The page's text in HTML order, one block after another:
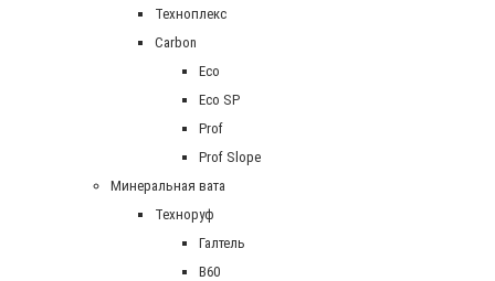
Техноплекс
Carbon
Eco
Eco SP
Prof
Prof Slope
Минеральная вата
Техноруф
Галтель
В60